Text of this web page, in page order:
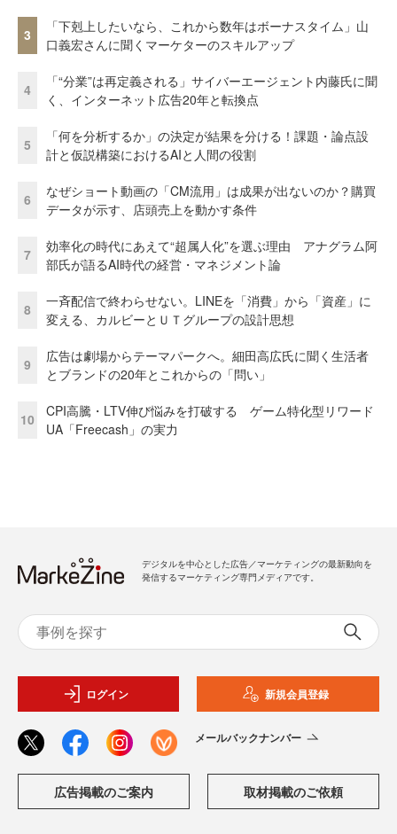
3
「下剋上したいなら、これから数年はボーナスタイム」山
口義宏さんに聞くマーケターのスキルアップ
4
「“分業”は再定義される」サイバーエージェント内藤氏に聞
く、インターネット広告20年と転換点
5
「何を分析するか」の決定が結果を分ける！課題・論点設
計と仮説構築におけるAIと人間の役割
6
なぜショート動画の「CM流用」は成果が出ないのか？購買
データが示す、店頭売上を動かす条件
7
効率化の時代にあえて“超属人化”を選ぶ理由 アナグラム阿
部氏が語るAI時代の経営・マネジメント論
8
一斉配信で終わらせない。LINEを「消費」から「資産」に
変える、カルビーとＵＴグループの設計思想
9
広告は劇場からテーマパークへ。細田高広氏に聞く生活者
とブランドの20年とこれからの「問い」
10
CPI高騰・LTV伸び悩みを打破する ゲーム特化型リワード
UA「Freecash」の実力
デジタルを中心とした広告／マーケティングの最新動向を
発信するマーケティング専門メディアです。
ログイン 新規会員登録
メールバックナンバー
広告掲載のご案内 取材掲載のご依頼